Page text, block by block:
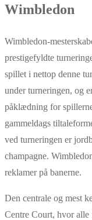
Wimbledon
Wimbledon-
prestigefyldte
spillet i nettop denne
under turneringen, og
påklædning for
gammeldags
ved turneringen er
champagne.
reklamer på banerne.
Den centrale og mest
Centre Court, hvor